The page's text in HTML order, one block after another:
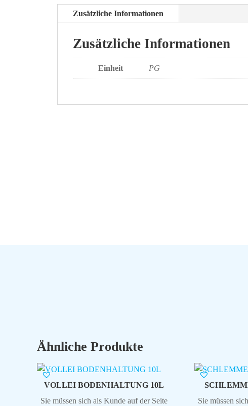
Zusätzliche Informationen
Zusätzliche Informationen
Einheit PG
Ähnliche Produkte
VOLLEI BODENHALTUNG 10L
Sie müssen sich als Kunde auf der Seite
Sie müssen